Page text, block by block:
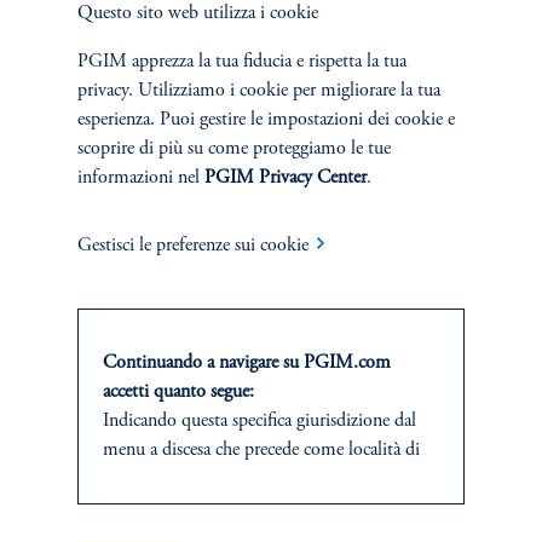
keyboard_arrow_right
CLO senza copertura
30 luglio 2026
CLO, il mercato sta individuando i fattori principali che
Questo sito web utilizza i cookie
PGIM apprezza la tua fiducia e rispetta la tua
privacy. Utilizziamo i cookie per migliorare la tua
esperienza. Puoi gestire le impostazioni dei cookie e
scoprire di più su come proteggiamo le tue
informazioni nel PGIM Privacy Center.
Gestisci le preferenze sui cookie
Continuando a navigare su PGIM.com
accetti quanto segue:
Indicando questa specifica giurisdizione dal
menu a discesa che precede come località di
l’utente dichiara e garantisce che la sua